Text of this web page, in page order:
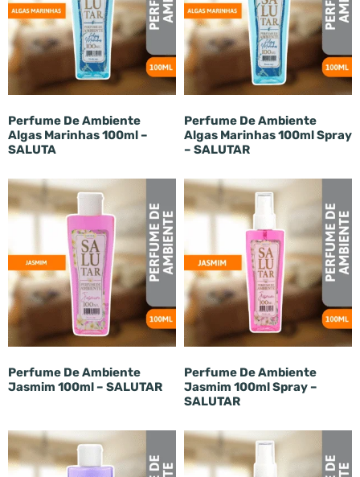
Perfume De Ambiente
Algas Marinhas 100ml –
SALUTA
Perfume De Ambiente
Algas Marinhas 100ml Spray
– SALUTAR
Perfume De Ambiente
Jasmim 100ml – SALUTAR
Perfume De Ambiente
Jasmim 100ml Spray –
SALUTAR